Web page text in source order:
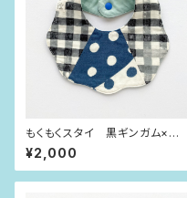
もくもくスタイ 黒ギンガム×イ
ンディゴブルー水玉
¥2,000